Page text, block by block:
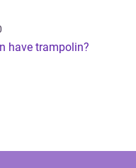
have trampolin?